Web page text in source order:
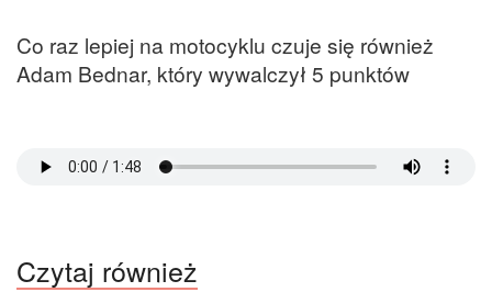
Co raz lepiej na motocyklu czuje się również
Adam Bednar, który wywalczył 5 punktów
Czytaj również